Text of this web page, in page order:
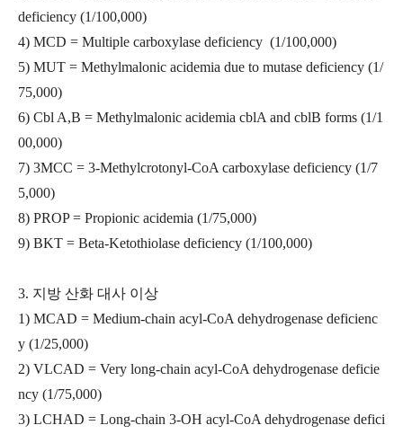
deficiency (1/100,000)
4) MCD = Multiple carboxylase deficiency (1/100,000)
5) MUT = Methylmalonic acidemia due to mutase deficiency (1/
75,000)
6) Cbl A,B = Methylmalonic acidemia cblA and cblB forms (1/1
00,000)
7) 3MCC = 3-Methylcrotonyl-CoA carboxylase deficiency (1/7
5,000)
8) PROP = Propionic acidemia (1/75,000)
9) BKT = Beta-Ketothiolase deficiency (1/100,000)
3. 지방 산화 대사 이상
1) MCAD = Medium-chain acyl-CoA dehydrogenase deficienc
y (1/25,000)
2) VLCAD = Very long-chain acyl-CoA dehydrogenase deficie
ncy (1/75,000)
3) LCHAD = Long-chain 3-OH acyl-CoA dehydrogenase defici